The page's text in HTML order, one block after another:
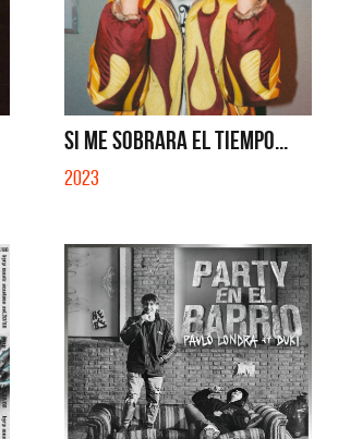
SI ME SOBRARA EL TIEMPO...
2023